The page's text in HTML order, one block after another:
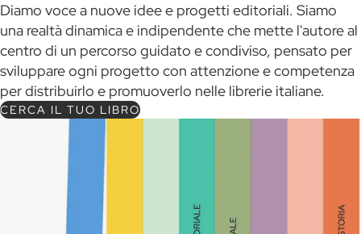
Diamo voce a nuove idee e progetti editoriali. Siamo
una realtà dinamica e indipendente che mette l'autore al
centro di un percorso guidato e condiviso, pensato per
sviluppare ogni progetto con attenzione e competenza
per distribuirlo e promuoverlo nelle librerie italiane.
CERCA IL TUO LIBRO